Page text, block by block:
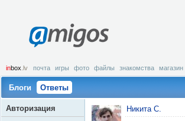
amigos
inbox .lv почта игры фото файлы знакомства магазин
Блоги Ответы
Никита С.
Авторизация